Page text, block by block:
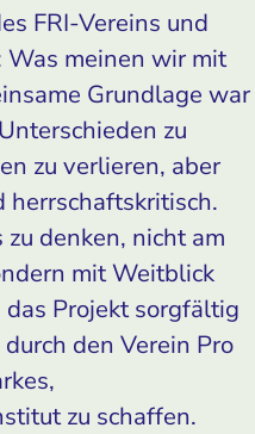
FRI-Vereins und
meinen wir mit
Grundlage war
zu
zu verlieren, aber
denken, nicht am
mit Weitblick
Projekt sorgfältig
den Verein Pro
zu schaffen.